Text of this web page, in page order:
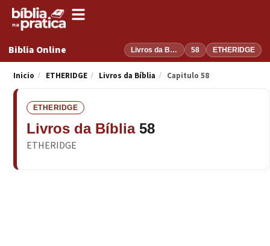
Biblia Online Livros da Bíblia 58 ETHERIDGE
Inicio / ETHERIDGE / Livros da Bíblia / Capitulo 58
ETHERIDGE
Livros da Bíblia 58
ETHERIDGE